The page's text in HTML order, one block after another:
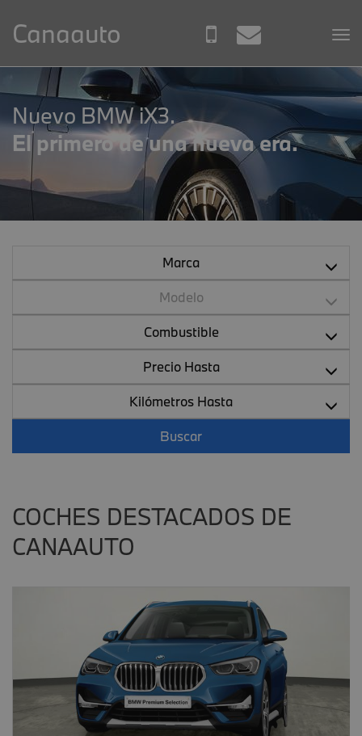
Canaauto
Nuevo BMW iX3.
El primero de una nueva era.
Marca
Modelo
Combustible
Precio Hasta
Kilómetros Hasta
Buscar
COCHES DESTACADOS DE
CANAAUTO